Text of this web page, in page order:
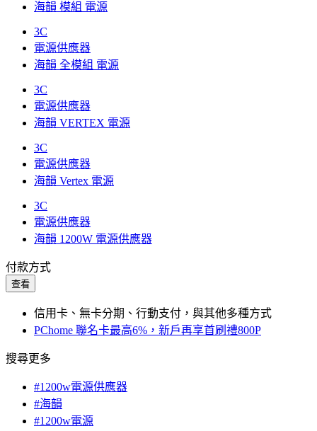
海韻 模組 電源
3C
電源供應器
海韻 全模組 電源
3C
電源供應器
海韻 VERTEX 電源
3C
電源供應器
海韻 Vertex 電源
3C
電源供應器
海韻 1200W 電源供應器
付款方式
查看
信用卡、無卡分期、行動支付，與其他多種方式
PChome 聯名卡最高6%，新戶再享首刷禮800P
搜尋更多
#1200w電源供應器
#海韻
#1200w電源